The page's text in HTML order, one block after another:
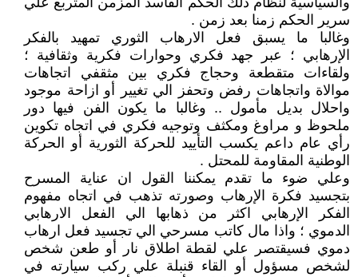
سرير الحكم زمنا بعد زمن .
وغالبا ما يسبق فعل الارهاب الثوري تمهيد بالفكر
الإرهابي ؛ عبر جهد فكري وحوارات فكرية وثقافية ؛
ولقاءات متقطعة وحجاج فكري بين مثقفي اتجاهات
موالاة واتجاهات رفض وتحفز الي تغيير أو ازاحة موجود
واحلال بديل مأمول .. وغالبا ما يكون الفن فيها دور
ملحوظ و مراوغ ومكثف وتوجيه فكري في اتجاه تكوين
رأي عام داعم يكسب التأييد للحركة الثورية أو الحركة
الوطنية المقاومة للمحتل .
وعلي ضوء ما تقدم يمكننا القول ان عناية المسرح
بتجسيد فكرة الإرهاب وصورته تذهب في اتجاه مفهوم
الفكر الإرهابي اكثر من ذهابها الي الفعل الارهابي
الدموي ؛ واذا مال كاتب مسرحي الي تجسيد فعل ارهاب
دموي فسيقتصر علي لقطة اطلاق نار أو طعن شخص
لشخص مسؤول أو القاء قنبلة علي ركب سيارته في